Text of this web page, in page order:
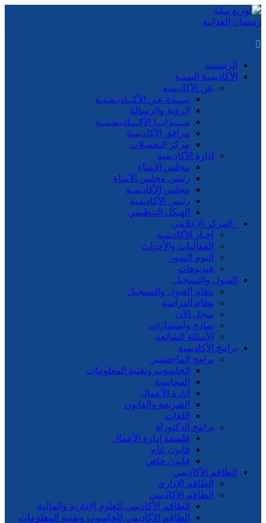
الرئيسية
الأكاديمية اليمنية
عن الأكاديمية
نبـــذة عـن الأكــاديـمـيـة
الرؤية والرسالة
مــــزايــا الأكـــاديـمـيــة
مرافق الأكاديمية
مركز التحميلات
إدارة الأكاديمية
مجلس الأمناء
رئيس مجلس الأمناء
مجلس الأكاديمية
رئيس الأكاديمية
الهيكل التنظيمي
المركز الإعلامي
أخبار الأكاديمية
الفعاليات والأحداث
البوم الصور
فيديوهات
القبول والتسجيل
نظام القبول والتسجيل
نظام الدراسة
سجل الآن
نماذج واستمارات
الأسئلة الشائعة
برامج الأكاديمية
برامج الماجستير
الحاسوب وتقنية المعلومات
المحاسبة
إدارة الأعمال
الشريعه والقانون
اللغات
برامج الدكتوراه
فلسفة إدارة الأعمال
قانون عام
قانون خاص
الطاقم الأكاديمي
الطاقم الإداري
الطاقم الأكاديمي
الطاقم الأكاديمي للعلوم الإدارية والمالية
الطاقم الأكاديمي للحاسوب وتقنية المعلومات